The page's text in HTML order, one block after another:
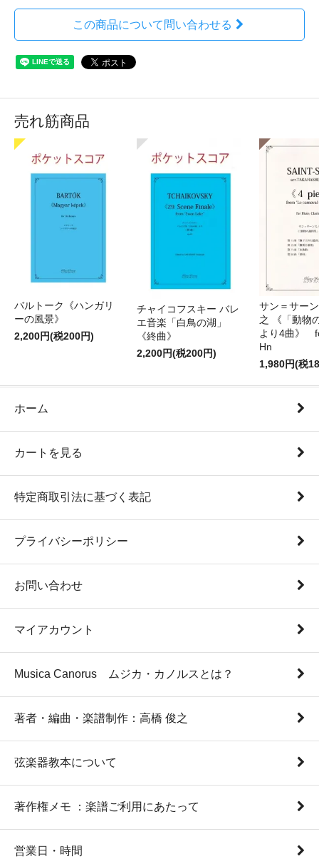
この商品について問い合わせる
売れ筋商品
バルトーク《ハンガリ
ーの風景》
2,200円(税200円)
チャイコフスキー バレ
エ音楽「白鳥の湖」
《終曲》
2,200円(税200円)
サン＝サー
之 《「動物
より4曲》
Hn
1,980円(税
ホーム
カートを見る
特定商取引法に基づく表記
プライバシーポリシー
お問い合わせ
マイアカウント
Musica Canorus ムジカ・カノルスとは？
著者・編曲・楽譜制作：高橋 俊之
弦楽器教本について
著作権メモ ：楽譜ご利用にあたって
営業日・時間